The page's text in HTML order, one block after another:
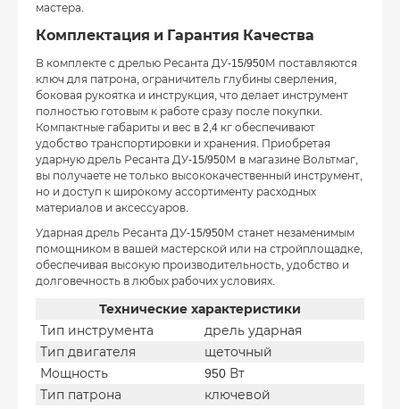
мастера.
Комплектация и Гарантия Качества
В комплекте с дрелью Ресанта ДУ-15/950М поставляются
ключ для патрона, ограничитель глубины сверления,
боковая рукоятка и инструкция, что делает инструмент
полностью готовым к работе сразу после покупки.
Компактные габариты и вес в 2,4 кг обеспечивают
удобство транспортировки и хранения. Приобретая
ударную дрель Ресанта ДУ-15/950М в магазине Вольтмаг,
вы получаете не только высококачественный инструмент,
но и доступ к широкому ассортименту расходных
материалов и аксессуаров.
Ударная дрель Ресанта ДУ-15/950М станет незаменимым
помощником в вашей мастерской или на стройплощадке,
обеспечивая высокую производительность, удобство и
долговечность в любых рабочих условиях.
Технические характеристики
Тип инструмента
дрель ударная
Тип двигателя
щеточный
Мощность
950 Вт
Тип патрона
ключевой